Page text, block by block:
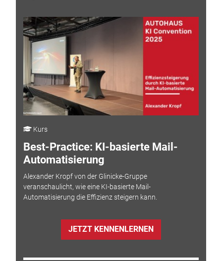
Kurs
Best-Practice: KI-basierte Mail-
Automatisierung
Alexander Kropf von der Glinicke-Gruppe
veranschaulicht, wie eine KI-basierte Mail-
Automatisierung die Effizienz steigern kann.
JETZT KENNENLERNEN